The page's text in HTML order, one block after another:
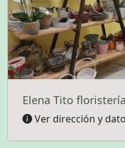
Elena Tito floristería
Ver dirección y